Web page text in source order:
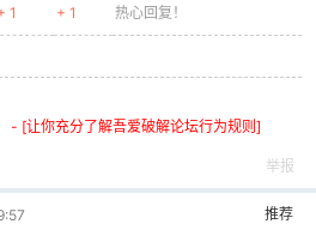
1 + 1 热心回复！
- [让你充分了解吾爱破解论坛行为规则]
举报
推荐